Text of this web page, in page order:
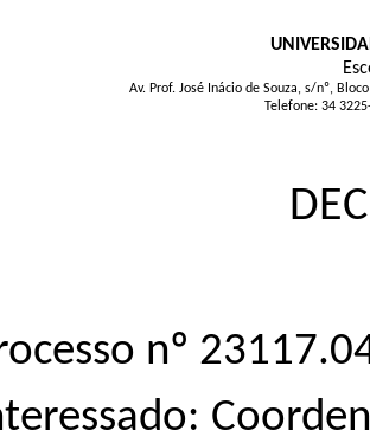
Av. Prof. José Inácio de Souza, s/nº,
Telefone: 34
nº